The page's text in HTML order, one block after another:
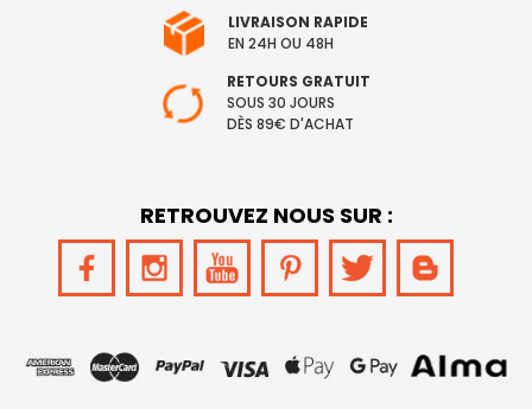
LIVRAISON RAPIDE
EN 24H OU 48H
RETOURS GRATUIT
SOUS 30 JOURS
DÈS 89€ D'ACHAT
RETROUVEZ NOUS SUR :